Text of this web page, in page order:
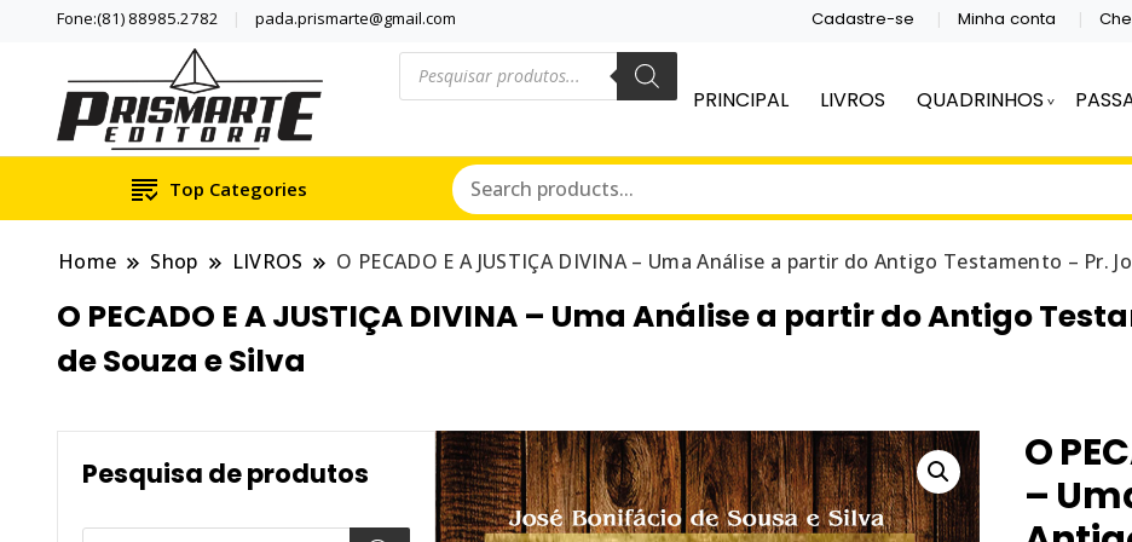
Fone:(81) 88985.2782 pada.prismarte@gmail.com Cadastre-se Minha conta
Pesquisar
produtos
PRINCIPAL LIVROS QUADRINHOS
Top Categories
Home Shop LIVROS O PECADO E A JUSTIÇA DIVINA – Uma Análise a partir do Antigo Testamento – Pr.
O PECADO E A JUSTIÇA DIVINA – Uma Análise a partir do Antigo
de Souza e Silva
O
–
Pesquisa de produtos
Pesquisar